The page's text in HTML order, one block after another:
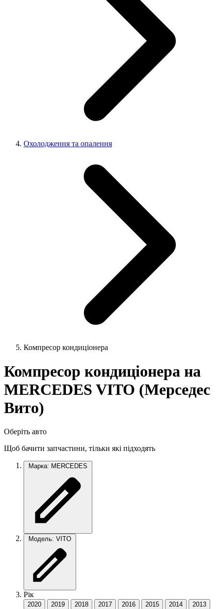
Охолодження та опалення
Компресор кондиціонера
Компресор кондиціонера на
MERCEDES VITO (Мерседес
Вито)
Оберіть авто
Щоб бачити запчастини, тільки які підходять
Марка: MERCEDES
Модель: VITO
Рік
2020 2019 2018 2017 2016 2015 2014 2013